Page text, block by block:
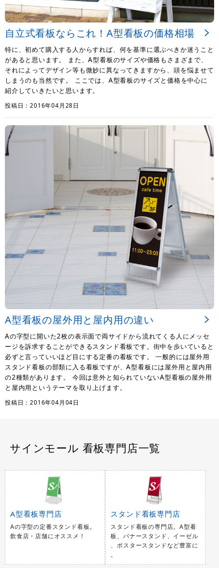
自立式看板ならこれ！A型看板の価格相場
特に、初めて購入する人からすれば、何を基準に選ぶべきか迷うこと
があると思います。 また、A型看板のサイズや価格もさまざまで、
それによってデザイン等も微妙に異なってきますから、頭を悩ませて
しまうのも当然です。 ここでは、A型看板のサイズと価格を中心に
紹介していきたいと思います。
投稿日：2016年04月28日
A型看板の屋外用と屋内用の違い
Aの字型に開いた2枚の表示面で両サイドから流れてくる人にメッセ
ージを訴求することができるスタンド看板です。街中を歩いていると
必ずと言っていいほど目にする定番の看板です。 一般的には屋外用
スタンド看板の部類に入る看板ですが、A型看板には屋外用と屋内用
の2種類があります。 今回は意外と知られていないA型看板の屋外用
と屋内用というテーマを取り上げます。
投稿日：2016年04月04日
サインモール 看板専門店一覧
A型看板専門店
Aの字型の定番スタンド看板。
飲食店・店舗にオススメ！
スタンド看板専門店
スタンド看板の専門店。A型看
板、バナースタンド、イーゼル
、ポスタースタンドなど豊富に
。